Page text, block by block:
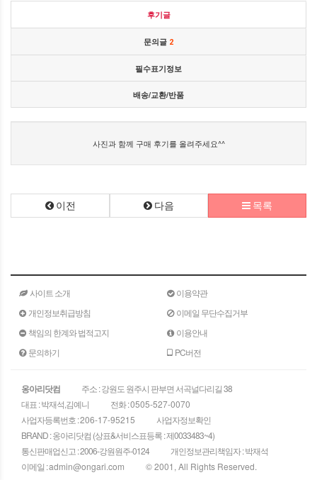
후기글
문의글 2
필수표기정보
배송/교환/반품
사진과 함께 구매 후기를 올려주세요^^
이전 다음 목록
사이트 소개
이용약관
개인정보취급방침
이메일 무단수집거부
책임의 한계와 법적고지
이용안내
문의하기
PC버전
옹아리닷컴
주소 : 강원도 원주시 판부면 서곡널다리길 38
대표 : 박재석,김예니
전화 :0505-527-0070
사업자등록번호 :206-17-95215
사업자정보확인
BRAND : 옹아리닷컴 (상표&서비스표등록 : 제0033483~4)
통신판매업신고 : 2006-강원원주-0124
개인정보관리책임자 : 박재석
이메일 :admin@ongari.com © 2001, All Rights Reserved.